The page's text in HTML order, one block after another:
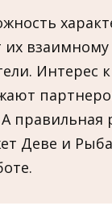
их
Интерес
правильная
Деве и